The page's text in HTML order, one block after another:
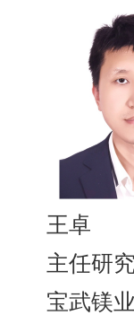
王卓
主任研
宝武镁